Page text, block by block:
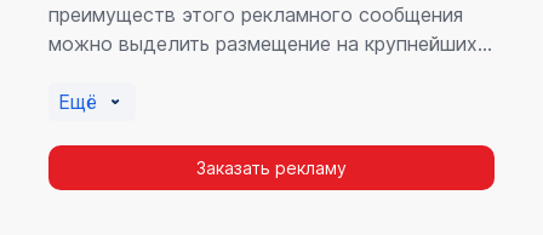
преимуществ этого рекламного сообщения
можно выделить размещение на крупнейших
пешеходному потоку расположение в прямой
повторных контактов.
Ещё
Заказать рекламу